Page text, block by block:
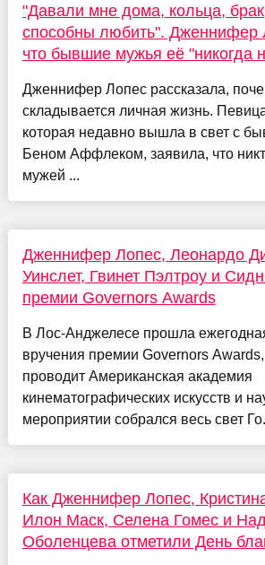
"Давали мне дома, кольца,
способны любить". Дженнифер
что бывшие мужья её "никогда
Дженнифер Лопес рассказала,
складывается личная жизнь.
которая недавно вышла в свет с
Беном Аффлеком, заявила, что
мужей ...
Дженнифер Лопес, Леонардо
Уинслет, Гвинет Пэлтроу и
премии Governors Awards
В Лос-Анджелесе прошла
вручения премии Governors
проводит Американская академия
кинематографических искусств и
мероприятии собрался весь свет
Как Дженнифер Лопес,
Илон Маск, Селена Гомес и
Оболенцева отметили День